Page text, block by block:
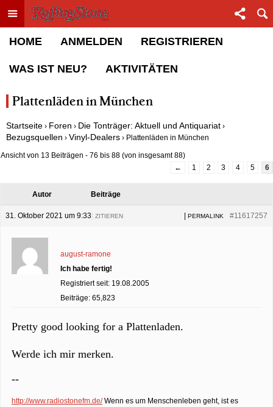
Toggle menu
Rolling Stone Forum
HOME ANMELDEN REGISTRIEREN
WAS IST NEU? AKTIVITÄTEN
Plattenläden in München
Startseite › Foren › Die Tonträger: Aktuell und Antiquariat ›
Bezugsquellen › Vinyl-Dealers › Plattenläden in München
Ansicht von 13 Beiträgen - 76 bis 88 (von insgesamt 88)
←
1 2 3 4 5 6
Autor Beiträge
31. Oktober 2021 um 9:33 #11617257
PERMALINK
ZITIEREN
august-ramone
Ich habe fertig!
Registriert seit: 19.08.2005
Beiträge: 65,823
Pretty good looking for a Plattenladen.
Werde ich mir merken.
--
http://www.radiostonefm.de/Wenn es um Menschenleben geht, ist es